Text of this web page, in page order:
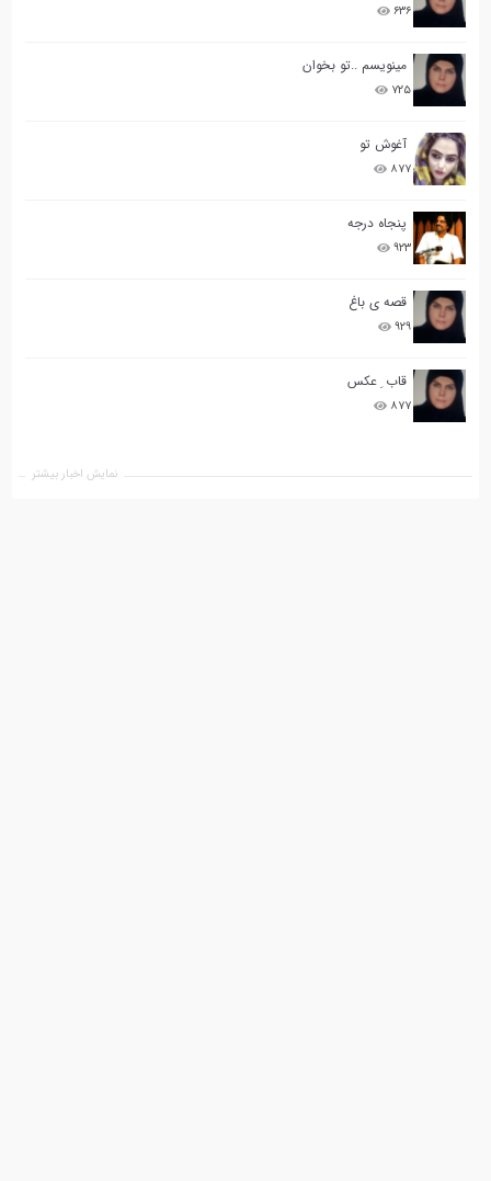
۶۳۶
مینویسم ..تو بخوان
۷۲۵
آغوش تو
۸۷۷
پنجاه درجه
۹۲۳
قصه ی باغ
۹۲۹
قاب ِ عکس
۸۷۷
نمایش اخبار بیشتر